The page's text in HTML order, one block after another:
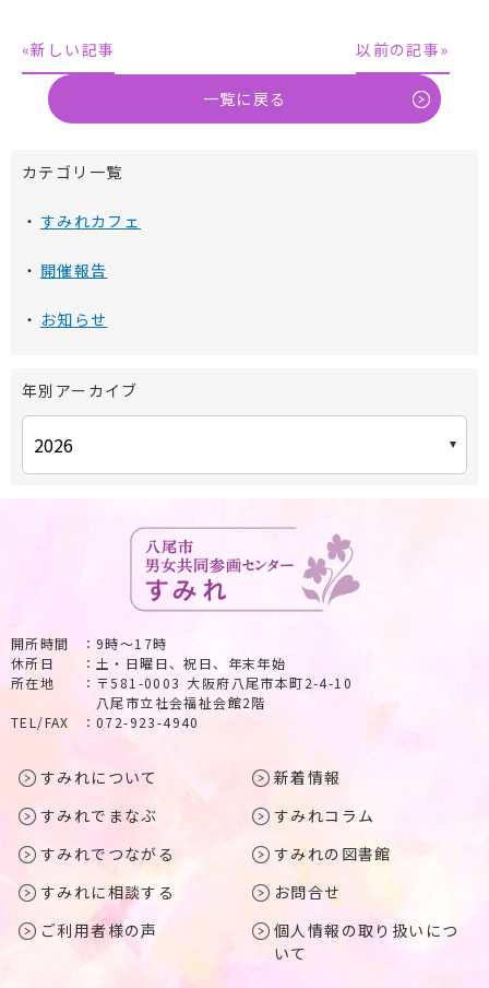
«新しい記事 以前の記事»
一覧に戻る
カテゴリ一覧
すみれカフェ
開催報告
お知らせ
年別アーカイブ
開所時間
9時～17時
休所日
土・日曜日、祝日、年末年始
所在地
〒581-0003 大阪府八尾市本町2-4-10
八尾市立社会福祉会館2階
TEL/FAX
072-923-4940
すみれについて
すみれでまなぶ
すみれでつながる
すみれに相談する
ご利用者様の声
新着情報
すみれコラム
すみれの図書館
お問合せ
個人情報の取り扱いにつ
いて